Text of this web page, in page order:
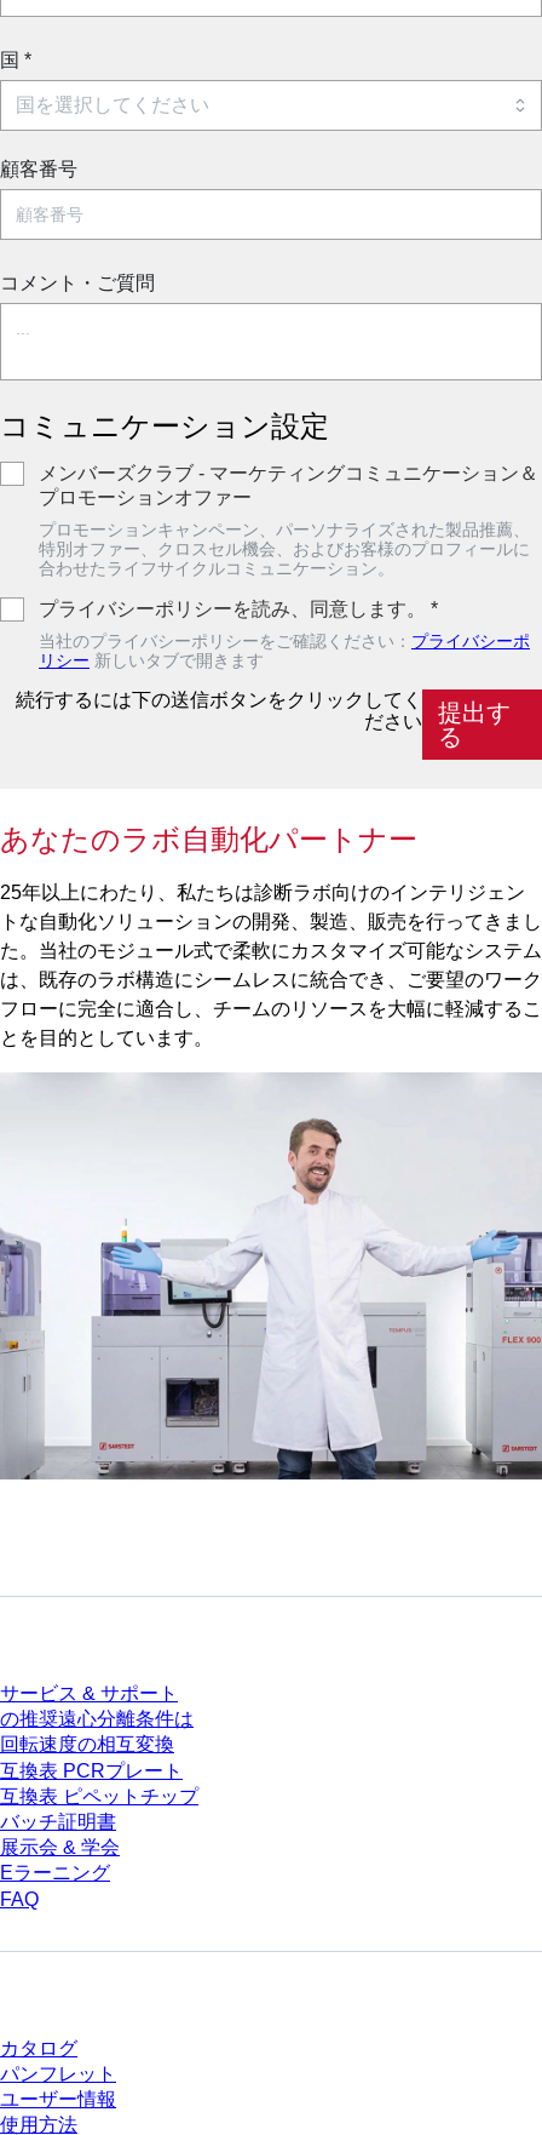
国 *
顧客番号
コメント・ご質問
コミュニケーション設定
メンバーズクラブ - マーケティングコミュニケーション＆
プロモーションオファー
プロモーションキャンペーン、パーソナライズされた製品推薦、
特別オファー、クロスセル機会、およびお客様のプロフィールに
合わせたライフサイクルコミュニケーション。
プライバシーポリシーを読み、同意します。 *
当社のプライバシーポリシーをご確認ください： プライバシーポ
リシー 新しいタブで開きます
続行するには下の送信ボタンをクリックしてく
ださい
提出す
る
あなたのラボ自動化パートナー
25年以上にわたり、私たちは診断ラボ向けのインテリジェン
トな自動化ソリューションの開発、製造、販売を行ってきまし
た。当社のモジュール式で柔軟にカスタマイズ可能なシステム
は、既存のラボ構造にシームレスに統合でき、ご要望のワーク
フローに完全に適合し、チームのリソースを大幅に軽減するこ
とを目的としています。
サービス & サポート
の推奨遠心分離条件は
回転速度の相互変換
互換表 PCRプレート
互換表 ピペットチップ
バッチ証明書
展示会 & 学会
Eラーニング
FAQ
カタログ
パンフレット
ユーザー情報
使用方法